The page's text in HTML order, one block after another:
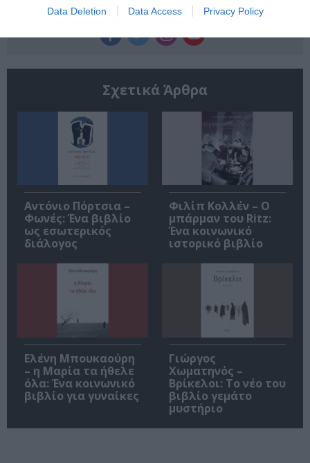
Data Deletion Data Access Privacy Policy
Ακολουθήστε το Culturenow.gr
Σχετικά Άρθρα
Αντόνιο Πόρτσια –
Φωνές: Ένα βιβλίο
ως εσωτερικός
διάλογος
Φιλίπ Κολλέν – Ο
μπάρμαν του Ritz:
Ένα κοινωνικό
ιστορικό βιβλίο
Ελένη Μπουκαούρη
– η Μαρία τα ήθελε
όλα: Ένα κοινωνικό
βιβλίο για γυναίκες
Γιώργος
Χωματηνός –
Βρίκελοι: Το νέο του
βιβλίο γεμάτο
μυστήριο